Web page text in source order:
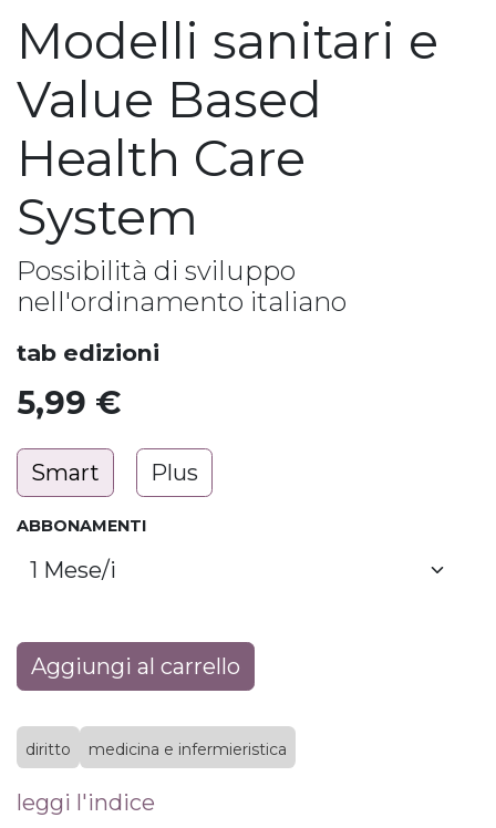
Modelli sanitari e
Value Based
Health Care
System
Possibilità di sviluppo
nell'ordinamento italiano
tab edizioni
5,99 €
Smart Plus
ABBONAMENTI
Aggiungi al carrello
diritto medicina e infermieristica
leggi l'indice